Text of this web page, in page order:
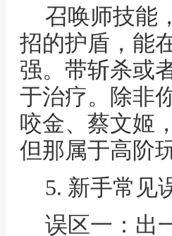
召唤师技能
招的护盾，能
强。带斩杀或
于治疗。除非
咬金、蔡文姬
但那属于高阶
5. 新手常见
误区一：出